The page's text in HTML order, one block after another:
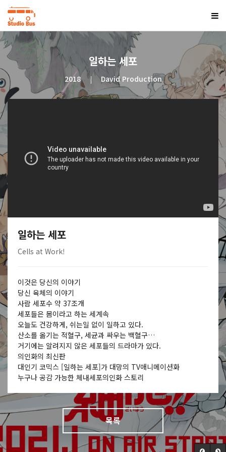
일하는 세포
2018 David Production
일하는 세포
Cells at Work!
이것은 당신의 이야기
당신 육체의 이야기
사람 세포수 약 37조개
세포들은 몸이라고 하는 세계속
오늘도 건강하게, 쉬는일 없이 일하고 있다.
산소를 옮기는 적혈구, 세균과 싸우는 백혈구…
거기에는 알려지지 않은 세포들의 드라마가 있다.
의인화의 최신판
대인기 코믹스 [일하는 세포]가 대망의 TV애니메이션화
누구나 공감 가능한 체내세포의인화 스토리
목록